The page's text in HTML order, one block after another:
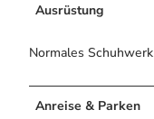
Ausrüstung
Normales Schuhwerk
Anreise & Parken